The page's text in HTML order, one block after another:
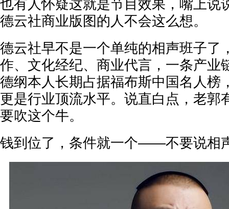
也有人怀疑这就是节目效果，嘴上说
德云社商业版图的人不会这么想。
德云社早不是一个单纯的相声班子了
作、文化经纪、商业代言，一条产业
德纲本人长期占据福布斯中国名人榜
更是行业顶流水平。说直白点，老郭
要吹这个牛。
钱到位了，条件就一个——不要说相